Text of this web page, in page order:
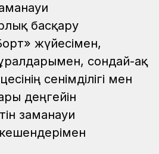
басқару
жүйесімен,
сондай-ақ
сенімділігі мен
деңгейін
заманауи